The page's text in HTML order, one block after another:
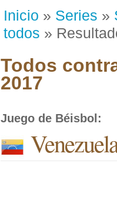
Inicio » Series »
todos »
Todos
2017
Juego de Béisbol :